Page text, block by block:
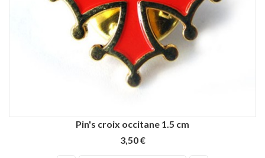
Pin's croix occitane 1.5 cm
3,50 €